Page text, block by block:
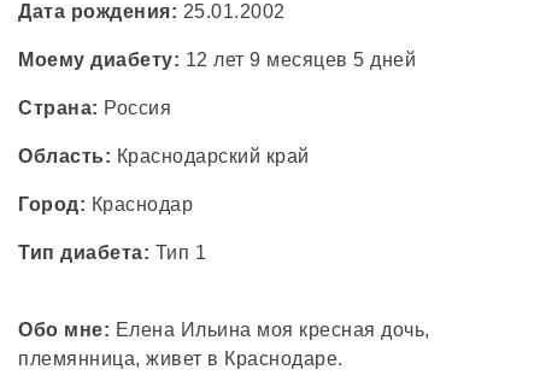
Дата рождения: 25.01.2002
Моему диабету: 12 лет 9 месяцев 5 дней
Страна: Россия
Область: Краснодарский край
Город: Краснодар
Тип диабета: Тип 1
Обо мне: Елена Ильина моя кресная дочь,
племянница, живет в Краснодаре.